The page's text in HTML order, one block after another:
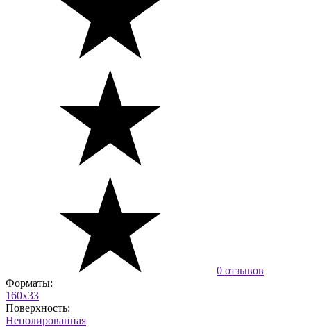
0 отзывов
Форматы:
160x33
Поверхность:
Неполированная